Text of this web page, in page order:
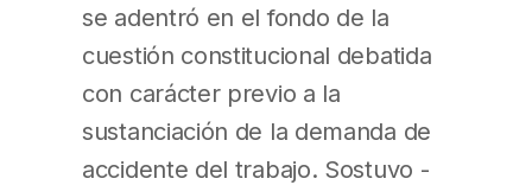
se adentró en el fondo de la
cuestión constitucional debatida
con carácter previo a la
sustanciación de la demanda de
accidente del trabajo. Sostuvo -